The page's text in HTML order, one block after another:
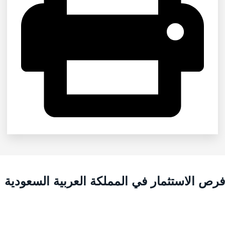
الاستثمار في المملكة العربية السعودية